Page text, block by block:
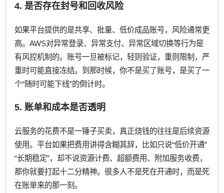
4. 是否存在封号和回收风险
如果平台提供的是共享、批量、低价成品账号，风险通常更
高。AWS对异常登录、异常支付、异常区域切换等行为是
有风控机制的。账号一旦被标记，轻则验证，重则限制，严
重时可能直接冻结。到那时候，你不是买了账号，是买了一
个“随时可能下线”的倒计时。
5. 账单和成本是否透明
云服务的花费不是一锤子买卖，真正烧钱的往往是后续资源
使用。平台如果把费用讲得含糊其辞，比如只说“低价开通”
“长期稳定”，却不说资源计费、超额费用、附加服务收费，
那你就要打起十二分精神。很多人不是死在开通时，而是死
在账单来的那一刻。